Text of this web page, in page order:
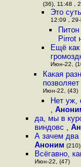
(36), 11:48 ,
Это
12:09 ,
Pirrot
Ещё
Июн-22,
Какая
Июн-22, (43)
Нет уж,
,
да, мы в
виндовс ,
А зачем два
Аноним
Всёгавно,
Июн-22, (47)